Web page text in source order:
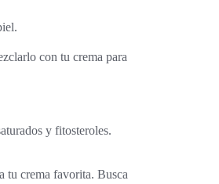
con tu crema para
y fitosteroles.
tu crema favorita. Busca